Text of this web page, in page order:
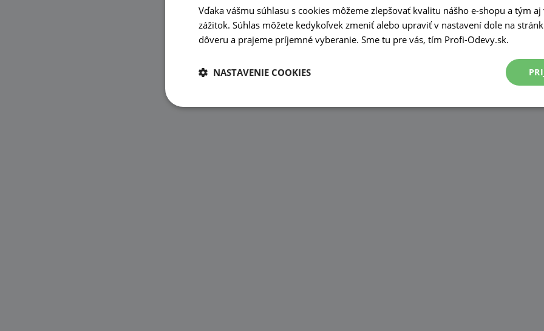
Vďaka vášmu súhlasu s cookies môžeme zlepšovať kvalitu nášho e-shopu a tým
zážitok. Súhlas môžete kedykoľvek zmeniť alebo upraviť v nastavení dole na
dôveru a prajeme príjemné vyberanie. Sme tu pre vás, tím Profi-Odevy.sk.
NASTAVENIE COOKIES